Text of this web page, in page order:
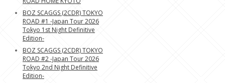
BOZ SCAGGS (2CDR) TOKYO
ROAD #1 -Japan Tour 2026
Tokyo 1st Night Definitive
Edition-
BOZ SCAGGS (2CDR) TOKYO
ROAD #2 -Japan Tour 2026
Tokyo 2nd Night Definitive
Edition-